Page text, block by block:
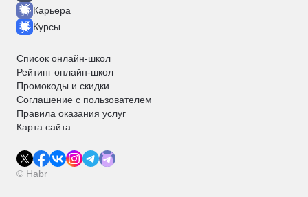
Карьера
Курсы
Список онлайн-школ
Рейтинг онлайн-школ
Промокоды и скидки
Соглашение с пользователем
Правила оказания услуг
Карта сайта
© Habr